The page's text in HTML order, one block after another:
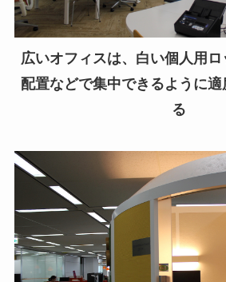
広いオフィスは、白い個人用
配置などで集中できるように
る